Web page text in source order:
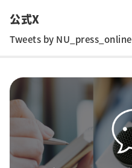
公式X
Tweets by NU_press_online